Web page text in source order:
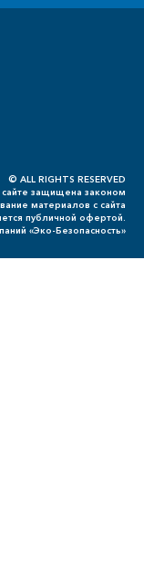
© ALL RIGHTS RESERVED
защищена законом
материалов с сайта
публичной офертой.
«Эко-Безопасность»